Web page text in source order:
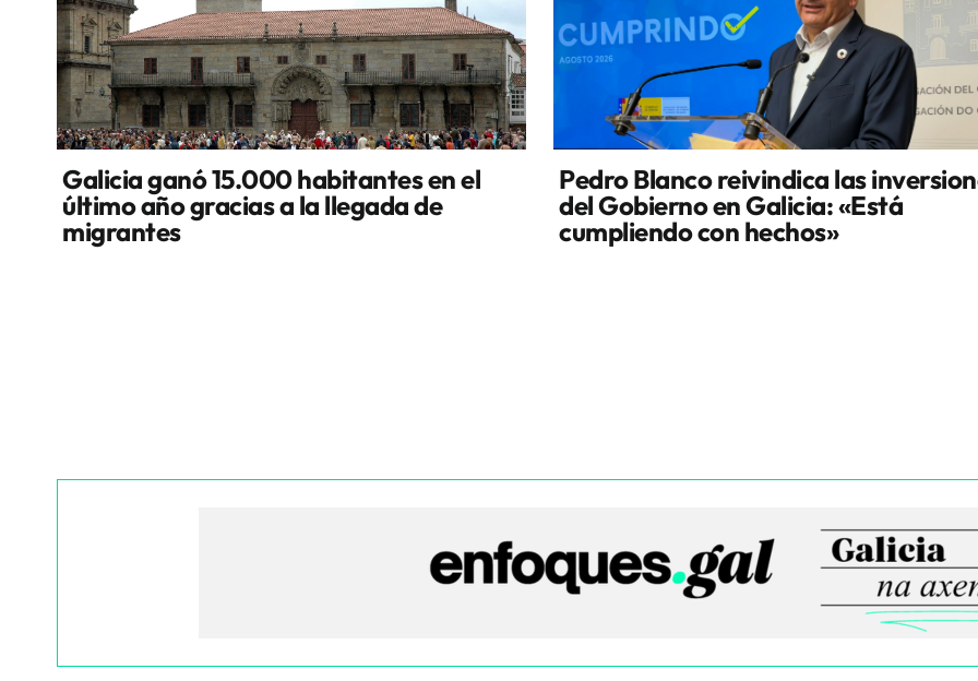
Galicia ganó 15.000 habitantes en el
último año gracias a la llegada de
migrantes
Pedro Blanco reivindica las
del Gobierno en Galicia: «Está
cumpliendo con hechos»